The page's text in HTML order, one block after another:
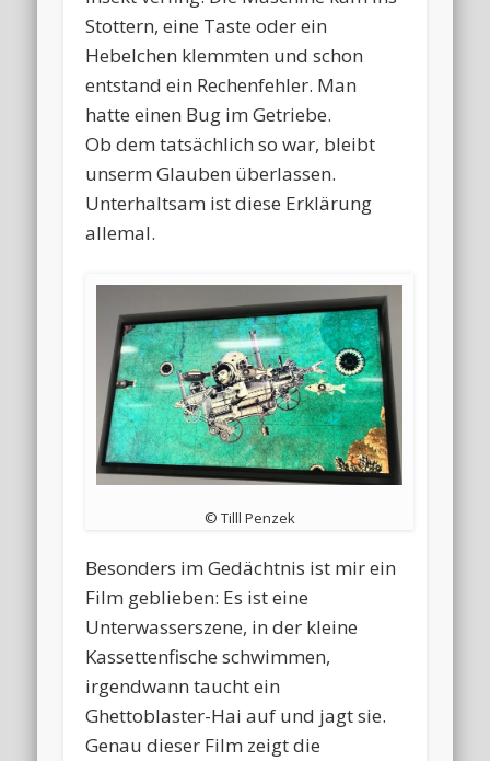
Stottern, eine Taste oder ein
Hebelchen klemmten und schon
entstand ein Rechenfehler. Man
hatte einen Bug im Getriebe.
Ob dem tatsächlich so war, bleibt
unserm Glauben überlassen.
Unterhaltsam ist diese Erklärung
allemal.
© Tilll Penzek
Besonders im Gedächtnis ist mir ein
Film geblieben: Es ist eine
Unterwasserszene, in der kleine
Kassettenfische schwimmen,
irgendwann taucht ein
Ghettoblaster-Hai auf und jagt sie.
Genau dieser Film zeigt die